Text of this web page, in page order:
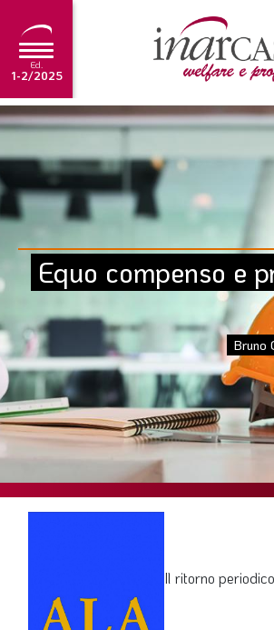
Ed.
1-2/2025
NEWS
EDITORIALE
TUTORIAL
ARCHIVIO
Ultima edizione
1-2/2025
SOMMARIO
EDITORIALE
PREVIDENZA
FOCUS
TERZA PAGINA
LE FOTO DEL FIL ROUGE
Equo compenso e
Bruno
Il ritorno